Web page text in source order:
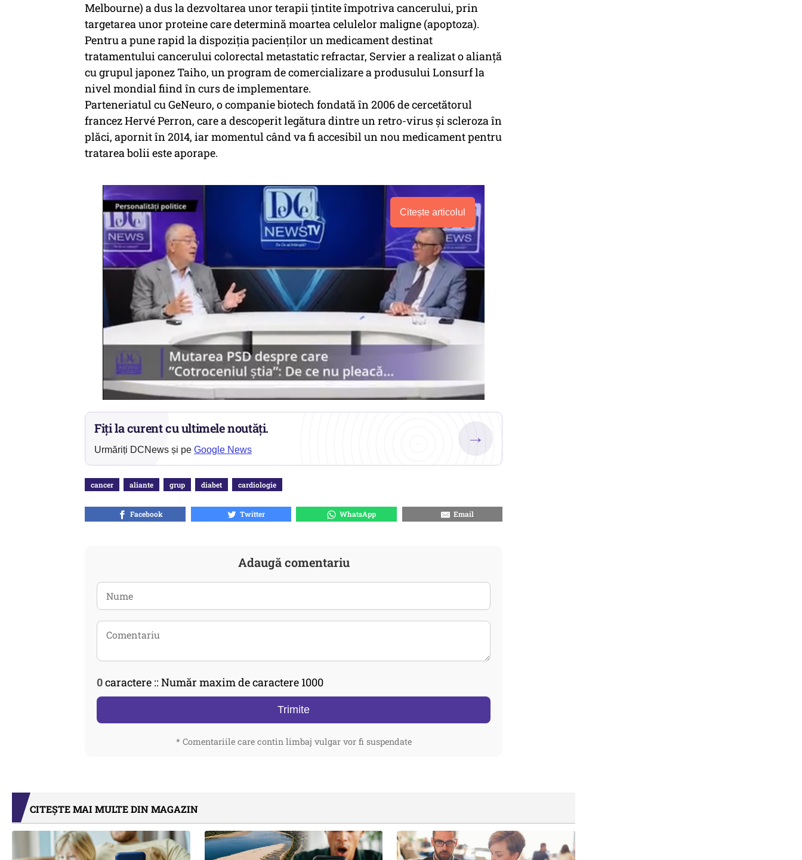
Melbourne) a dus la dezvoltarea unor terapii țintite împotriva cancerului, prin
targetarea unor proteine care determină moartea celulelor maligne (apoptoza).
Pentru a pune rapid la dispoziția pacienților un medicament destinat
tratamentului cancerului colorectal metastatic refractar, Servier a realizat o alianță
cu grupul japonez Taiho, un program de comercializare a produsului Lonsurf la
nivel mondial fiind în curs de implementare.
Parteneriatul cu GeNeuro, o companie biotech fondată în 2006 de cercetătorul
francez Hervé Perron, care a descoperit legătura dintre un retro-virus și scleroza în
plăci, apornit în 2014, iar momentul când va fi accesibil un nou medicament pentru
tratarea bolii este aporape.
Citește articolul
Fiți la curent cu ultimele noutăți.
Urmăriți DCNews și pe Google News
→
cancer aliante grup diabet cardiologie
Facebook Twitter WhatsApp Email
Adaugă comentariu
0caractere :: Număr maxim de caractere 1000
Trimite
* Comentariile care contin limbaj vulgar vor fi suspendate
CITEȘTE MAI MULTE DIN MAGAZIN